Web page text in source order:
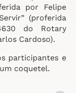
por Felipe
(proferida
do Rotary
Cardoso).
participantes e
coquetel.